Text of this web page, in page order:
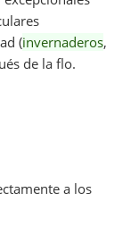
(invernaderos,
de la flo.
a los